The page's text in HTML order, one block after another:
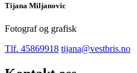
Tijana Miljanovic
Fotograf og grafisk
Tlf. 45869918 tijana@vestbris.no